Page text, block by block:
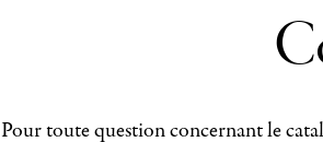
Pour toute question concernant le